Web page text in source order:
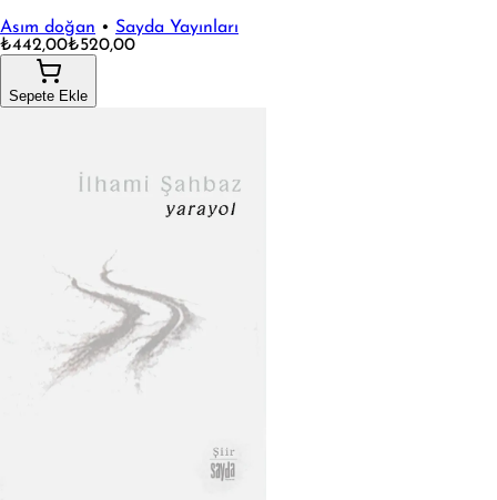
Asım doğan • Sayda Yayınları
₺442,00₺520,00
Sepete Ekle